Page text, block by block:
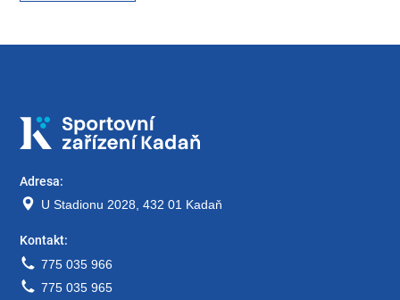
Adresa:
U Stadionu 2028, 432 01 Kadaň
Kontakt:
775 035 966
775 035 965